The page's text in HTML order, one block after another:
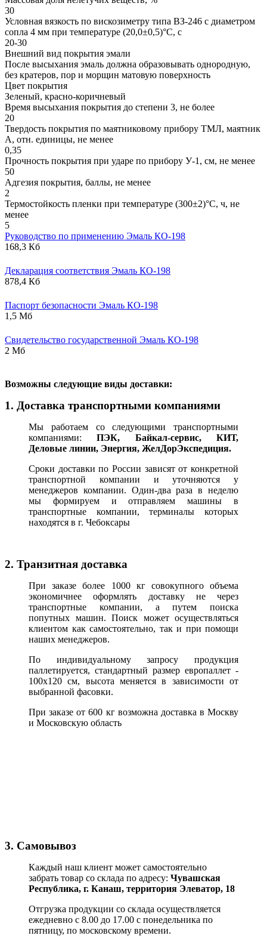
30
Условная вязкость по вискозиметру типа ВЗ-246 с диаметром
сопла 4 мм при температуре (20,0±0,5)°С, с
20-30
Внешний вид покрытия эмали
После высыхания эмаль должна образовывать однородную,
без кратеров, пор и морщин матовую поверхность
Цвет покрытия
Зеленый, красно-коричневый
Время высыхания покрытия до степени 3, не более
20
Твердость покрытия по маятниковому прибору ТМЛ, маятник
А, отн. единицы, не менее
0,35
Прочность покрытия при ударе по прибору У-1, см, не менее
50
Адгезия покрытия, баллы, не менее
2
Термостойкость пленки при температуре (300±2)°С, ч, не
менее
5
Руководство по применению Эмаль КО-198
168,3 Кб
Декларация соответствия Эмаль КО-198
878,4 Кб
Паспорт безопасности Эмаль КО-198
1,5 Мб
Свидетельство государственной Эмаль КО-198
2 Мб
Возможны следующие виды доставки:
1. Доставка транспортными компаниями
Мы работаем со следующими транспортными
компаниями:ПЭК, Байкал-сервис, КИТ,
Деловые линии, Энергия, ЖелДорЭкспедиция.
Сроки доставки по России зависят от конкретной
транспортной компании и уточняются у
менеджеров компании. Один-два раза в неделю
мы формируем и отправляем машины в
транспортные компании, терминалы которых
находятся в г. Чебоксары
2. Транзитная доставка
При заказе более 1000 кг совокупного объема
экономичнее оформлять доставку не через
транспортные компании, а путем поиска
попутных машин. Поиск может осуществляться
клиентом как самостоятельно, так и при помощи
наших менеджеров.
По индивидуальному запросу продукция
паллетируется, стандартный размер европаллет -
100х120 см, высота меняется в зависимости от
выбранной фасовки.
При заказе от 600 кг возможна доставка в Москву
и Московскую область
3. Самовывоз
Каждый наш клиент может самостоятельно
забрать товар со склада по адресу: Чувашская
Республика, г. Канаш, территория Элеватор, 18
Отгрузка продукции со склада осуществляется
ежедневно с 8.00 до 17.00 с понедельника по
пятницу, по московскому времени.